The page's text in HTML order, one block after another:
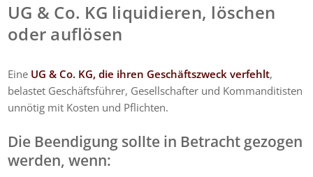
UG & Co. KG liquidieren, löschen
oder auflösen
Eine UG & Co. KG, die ihren Geschäftszweck verfehlt,
belastet Geschäftsführer, Gesellschafter und Kommanditisten
unnötig mit Kosten und Pflichten.
Die Beendigung sollte in Betracht gezogen
werden, wenn: